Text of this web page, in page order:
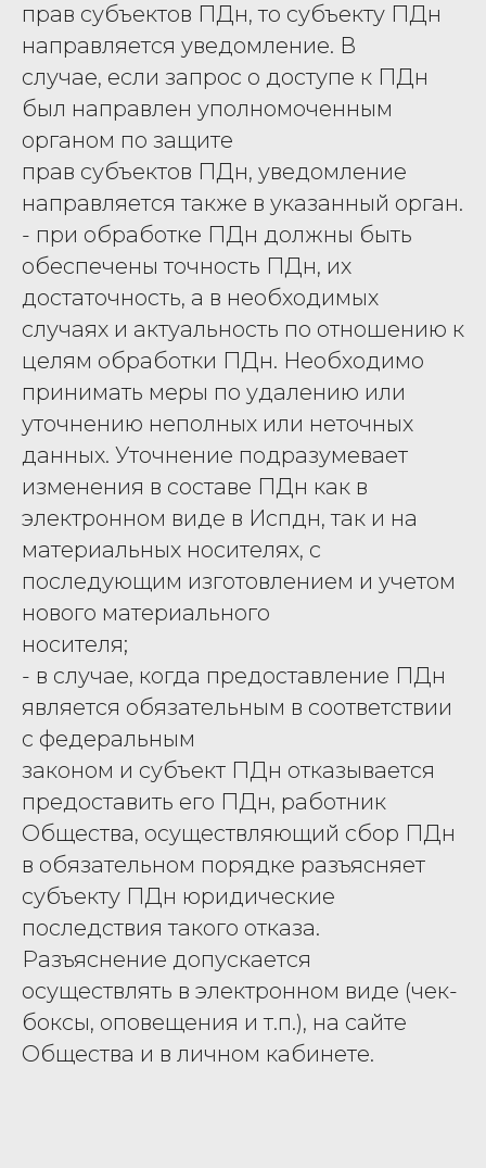
прав субъектов ПДн, то субъекту ПДн
направляется уведомление. В
случае, если запрос о доступе к ПДн
был направлен уполномоченным
органом по защите
прав субъектов ПДн, уведомление
направляется также в указанный орган.
- при обработке ПДн должны быть
обеспечены точность ПДн, их
достаточность, а в необходимых
случаях и актуальность по отношению к
целям обработки ПДн. Необходимо
принимать меры по удалению или
уточнению неполных или неточных
данных. Уточнение подразумевает
изменения в составе ПДн как в
электронном виде в Испдн, так и на
материальных носителях, с
последующим изготовлением и учетом
нового материального
носителя;
- в случае, когда предоставление ПДн
является обязательным в соответствии
с федеральным
законом и субъект ПДн отказывается
предоставить его ПДн, работник
Общества, осуществляющий сбор ПДн
в обязательном порядке разъясняет
субъекту ПДн юридические
последствия такого отказа.
Разъяснение допускается
осуществлять в электронном виде (чек-
боксы, оповещения и т.п.), на сайте
Общества и в личном кабинете.